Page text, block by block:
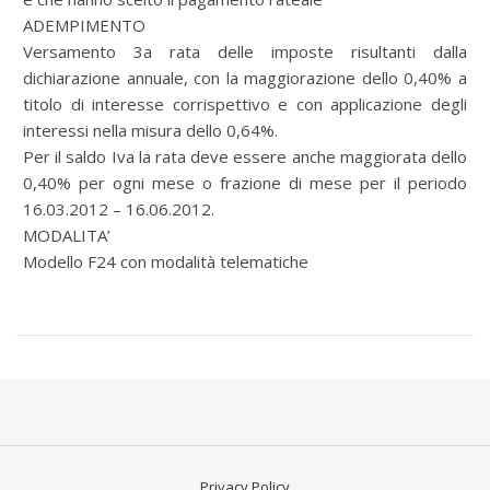
ADEMPIMENTO
Versamento 3a rata delle imposte risultanti dalla
dichiarazione annuale, con la maggiorazione dello 0,40% a
titolo di interesse corrispettivo e con applicazione degli
interessi nella misura dello 0,64%.
Per il saldo Iva la rata deve essere anche maggiorata dello
0,40% per ogni mese o frazione di mese per il periodo
16.03.2012 – 16.06.2012.
MODALITA’
Modello F24 con modalità telematiche